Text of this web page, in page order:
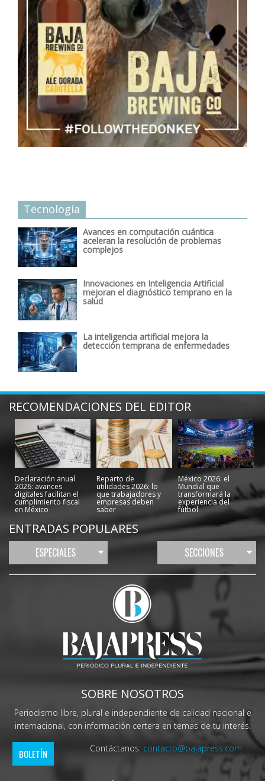
Tecnología
Avances en computación cuántica
aceleran la resolución de problemas
complejos
Innovaciones en Inteligencia Artificial
mejoran el diagnóstico temprano en la
salud
La inteligencia artificial mejora la
detección temprana de enfermedades
RECOMENDACIONES DEL EDITOR
Declaración anual
2026: avances
digitales facilitan el
cumplimiento fiscal
en México
Reparto de
utilidades 2026: lo
que trabajadores y
empresas deben
saber
México 2026: el
Mundial que
transformará la
experiencia del
fútbol
ENTRADAS POPULARES
ESPECIALES SECCIONES
SOBRE NOSOTROS
Periodismo libre, plural e independiente de calidad nacional e
internacional, con información certera en temas de tu interés.
BOLETÍN Contáctanos: contacto@bajapress.com